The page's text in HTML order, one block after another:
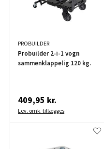
PROBUILDER
Probuilder 2-i-1 vogn
sammenklappelig 120 kg.
409,95 kr.
Lev. omk. tillægges